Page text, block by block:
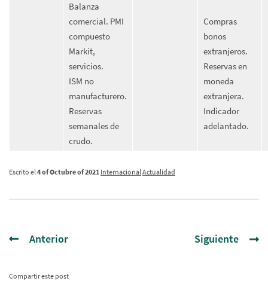
Balanza
comercial. PMI
compuesto
Markit,
servicios.
ISM no
manufacturero.
Reservas
semanales de
crudo.
Compras
bonos
extranjeros.
Reservas en
moneda
extranjera.
Indicador
adelantado.
Escrito el 4 of Octubre of 2021 Internacional Actualidad
Anterior Siguiente
Compartir este post